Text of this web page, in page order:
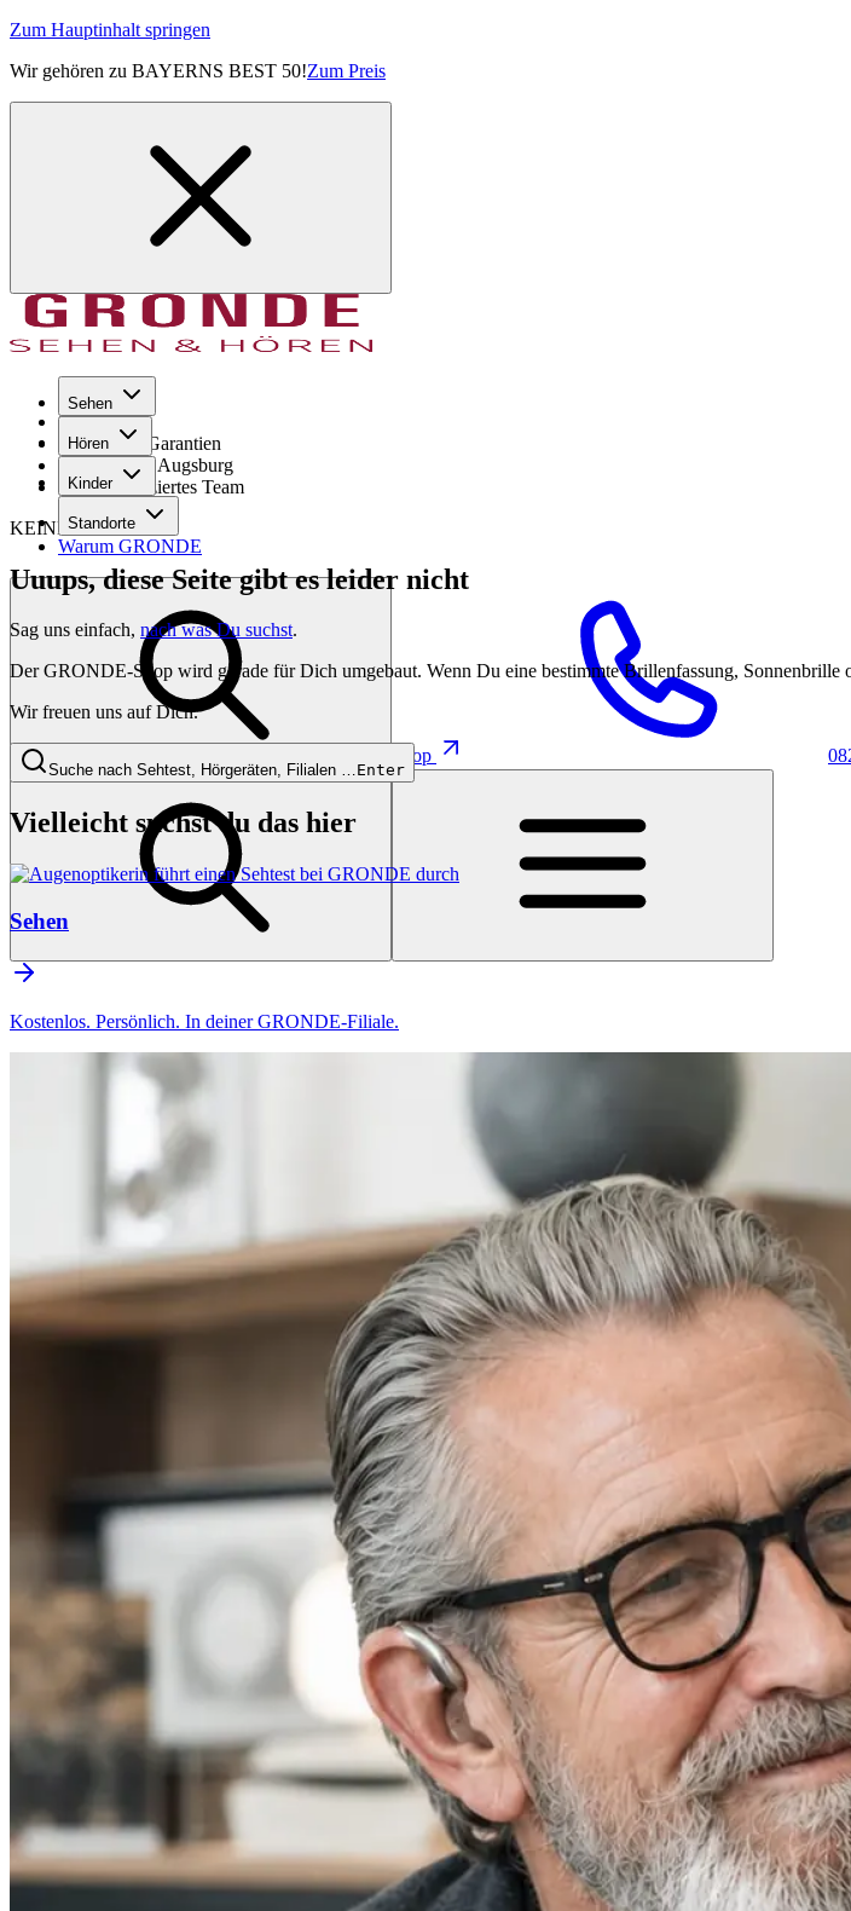
Zum Hauptinhalt springen
Wir gehören zu BAYERNS BEST 50!Zum Preis
Sehen
Hören
Kinder
Standorte
Warum GRONDE
Shop
Seit 1971
GRONDE Garantien
8× im Raum Augsburg
Hochqualifiziertes Team
KEINE SORGE!
Uuups, diese Seite gibt es leider nicht
Sag uns einfach, nach was Du suchst.
Der GRONDE-Shop wird gerade für Dich umgebaut. Wenn Du eine bestimmte Brillenfassung, Sonnenbrille
Wir freuen uns auf Dich.
Suche nach Sehtest, Hörgeräten, Filialen …Enter
Vielleicht suchst du das hier
Sehen
Kostenlos. Persönlich. In deiner GRONDE-Filiale.